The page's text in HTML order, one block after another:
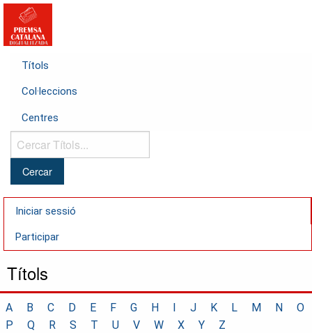
Títols
Col·leccions
Centres
Cercar
Títols...
Iniciar sessió
Participar
Títols
A B C D E F G H I J K L M N
O
P
Q R S T U V W X Y
Z